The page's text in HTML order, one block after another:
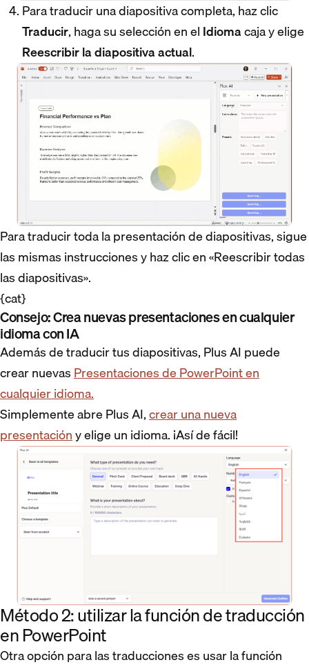
Para traducir una diapositiva completa, haz clic
Traducir, haga su selección en el Idiomacaja y elige
Reescribir la diapositiva actual.
Para traducir toda la presentación de diapositivas, sigue
las mismas instrucciones y haz clic en «Reescribir todas
las diapositivas».
{cat}
Consejo: Crea nuevas presentaciones en cualquier
idioma con IA
Además de traducir tus diapositivas, Plus AI puede
crear nuevasPresentaciones de PowerPoint en
cualquier idioma.
Simplemente abre Plus AI,crear una nueva
presentacióny elige un idioma. ¡Así de fácil!
Método 2: utilizar la función de traducción
en PowerPoint
Otra opción para las traducciones es usar la función